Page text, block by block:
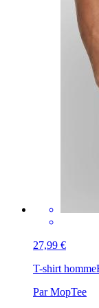
27,99 €
T-shirt homme
Par MopTee